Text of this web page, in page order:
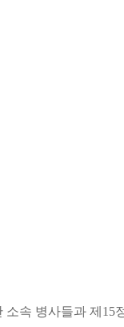
속 병사들과 제15